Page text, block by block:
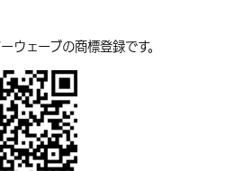
ウェーブの商標登録です。